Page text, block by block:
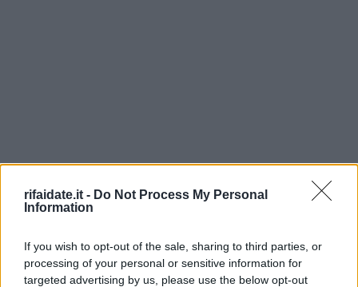
rifaidate.it - Do Not Process My Personal
Information
If you wish to opt-out of the sale, sharing to third parties, or
processing of your personal or sensitive information for
targeted advertising by us, please use the below opt-out